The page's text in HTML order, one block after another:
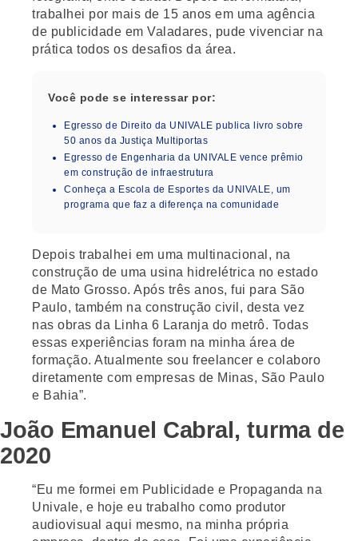
trabalhei por mais de 15 anos em uma agência
de publicidade em Valadares, pude vivenciar na
prática todos os desafios da área.
Você pode se interessar por:
Egresso de Direito da UNIVALE publica livro sobre
50 anos da Justiça Multiportas
Egresso de Engenharia da UNIVALE vence prêmio
em construção de infraestrutura
Conheça a Escola de Esportes da UNIVALE, um
programa que faz a diferença na comunidade
Depois trabalhei em uma multinacional, na
construção de uma usina hidrelétrica no estado
de Mato Grosso. Após três anos, fui para São
Paulo, também na construção civil, desta vez
nas obras da Linha 6 Laranja do metrô. Todas
essas experiências foram na minha área de
formação. Atualmente sou freelancer e colaboro
diretamente com empresas de Minas, São Paulo
e Bahia”.
João Emanuel Cabral, turma de
2020
“Eu me formei em Publicidade e Propaganda na
Univale, e hoje eu trabalho como produtor
audiovisual aqui mesmo, na minha própria